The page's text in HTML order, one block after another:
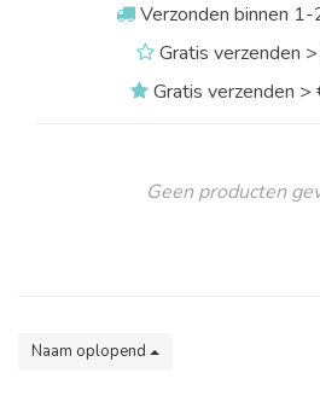
Verzonden binnen
Gratis verzenden
Gratis verzenden >
Geen producten
Naam oplopend